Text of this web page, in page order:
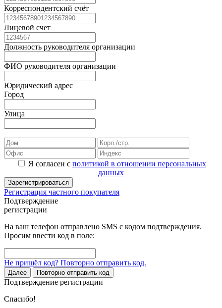
Корреспондентский счёт
Лицевой счет
Должность руководителя организации
ФИО руководителя организации
Юридический адрес
Город
Улица
Я согласен с политикой в отношении персональных
данных
Зарегистрироваться
Регистрация частного покупателя
Подтверждение
регистрации
На ваш телефон отправлено SMS с кодом подтверждения.
Просим ввести код в поле:
Не пришёл код? Повторно отправить код.
Далее Повторно отправить код
Подтверждение регистрации
Спасибо!